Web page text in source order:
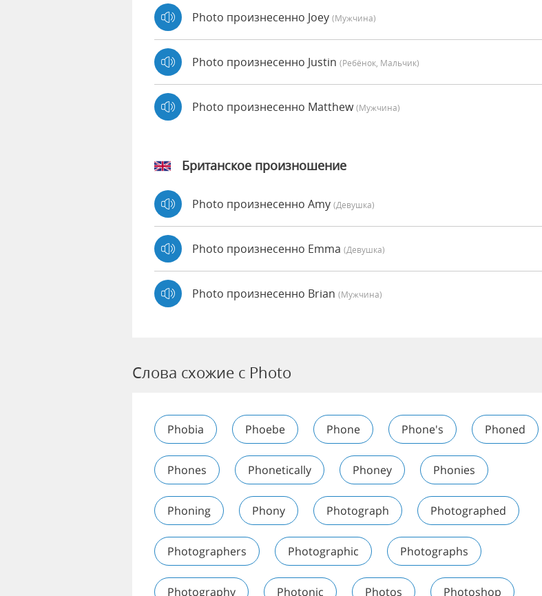
Photo произнесенно Joey (мужчина)
Photo произнесенно Justin (Ребёнок, Мальчик)
Photo произнесенно Matthew(мужчина)
Британское произношение
Photo произнесенно Amy (девушка)
Photo произнесенно Emma (девушка)
Photo произнесенно Brian (мужчина)
Слова схожие с Photo
Phobia Phoebe Phone Phone's Phoned
Phones Phonetically Phoney Phonies
Phoning Phony Photograph Photographed
Photographers Photographic Photographs
Photography Photonic Photos Photoshop